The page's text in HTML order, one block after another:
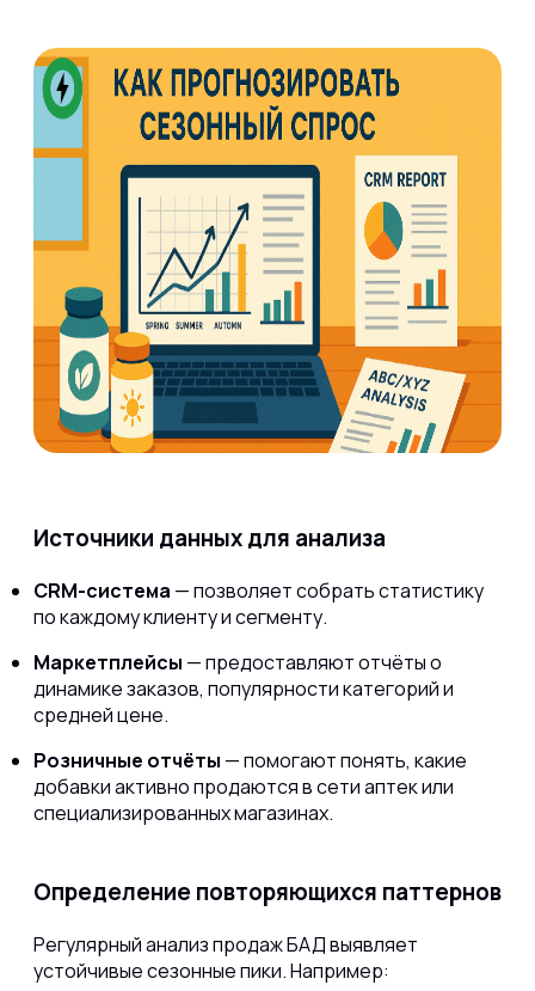
Источники данных для анализа
CRM-система — позволяет собрать статистику
по каждому клиенту и сегменту.
Маркетплейсы — предоставляют отчёты о
динамике заказов, популярности категорий и
средней цене.
Розничные отчёты — помогают понять, какие
добавки активно продаются в сети аптек или
специализированных магазинах.
Определение повторяющихся паттернов
Регулярный анализ продаж БАД выявляет
устойчивые сезонные пики. Например: